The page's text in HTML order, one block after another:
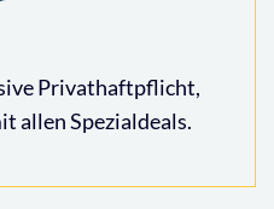
Privathaftpflicht,
allen Spezialdeals.